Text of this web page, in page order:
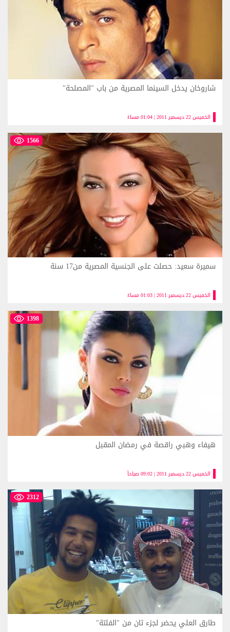
الخميس 22 ديسمبر 2011 | 01:04 مساءً
شاروخان يدخل السينما المصرية من باب "المصلحة"
1566
الخميس 22 ديسمبر 2011 | 01:03 مساءً
سميرة سعيد: حصلت على الجنسية المصرية من17 سنة
1398
الخميس 22 ديسمبر 2011 | 09:02 صباحاً
هيفاء وهبي راقصة في رمضان المقبل
2312
طارق العلي يحضر لجزء ثان من "الفلتة"